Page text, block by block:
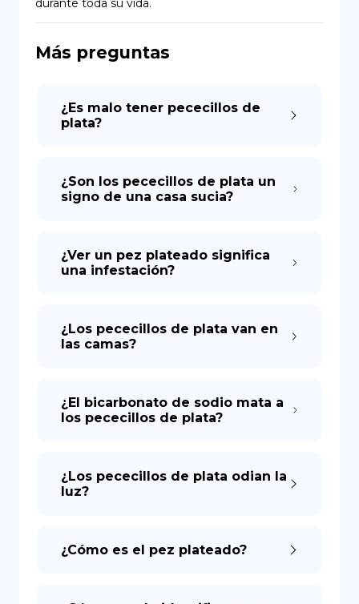
durante toda su vida.
Más preguntas
¿Es malo tener pececillos de
plata?
¿Son los pececillos de plata un
signo de una casa sucia?
¿Ver un pez plateado significa
una infestación?
¿Los pececillos de plata van en
las camas?
¿El bicarbonato de sodio mata a
los pececillos de plata?
¿Los pececillos de plata odian la
luz?
¿Cómo es el pez plateado?